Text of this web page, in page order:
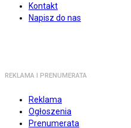
Kontakt
Napisz do nas
REKLAMA I PRENUMERATA
Reklama
Ogłoszenia
Prenumerata